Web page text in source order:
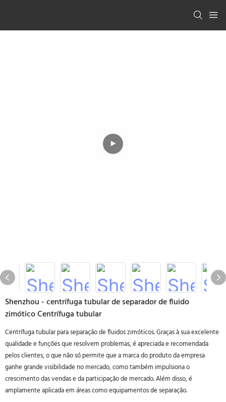
Shenzhou - centrífuga tubular de separador de fluido
zimótico Centrífuga tubular
Centrífuga tubular para separação de fluidos zimóticos. Graças à sua excelente
qualidade e funções que resolvem problemas, é apreciada e recomendada
pelos clientes, o que não só permite que a marca do produto da empresa
ganhe grande visibilidade no mercado, como também impulsiona o
crescimento das vendas e da participação de mercado. Além disso, é
amplamente aplicada em áreas como equipamentos de separação.